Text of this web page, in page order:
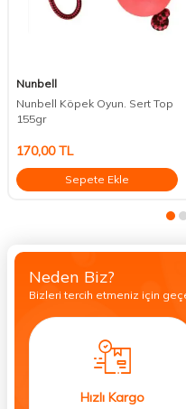
Nunbell
Nunbell Köpek Oyun. Sert Top
155gr
170,00TL
Sepete Ekle
Neden Biz?
Bizleri tercih etmeniz için
Hızlı Kargo